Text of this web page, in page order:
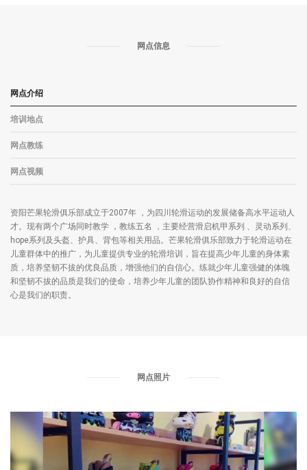
网点信息
网点介绍
培训地点
网点教练
网点视频
资阳芒果轮滑俱乐部成立于2007年 ，为四川轮滑运动的发展储备高水平运动人
才。现有两个广场同时教学 ，教练五名 ，主要经营滑启机甲系列 、灵动系列、
hope系列及头盔、护具、背包等相关用品。芒果轮滑俱乐部致力于轮滑运动在
儿童群体中的推广，为儿童提供专业的轮滑培训，旨在提高少年儿童的身体素
质，培养坚韧不拔的优良品质，增强他们的自信心。练就少年儿童强健的体魄
和坚韧不拔的品质是我们的使命，培养少年儿童的团队协作精神和良好的自信
心是我们的职责。
网点照片